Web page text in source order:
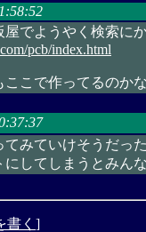
屋でようやく検索に
pcb/index.html
こで作ってるのか
みていけそうだった
にしてしまうとみん
書く ]